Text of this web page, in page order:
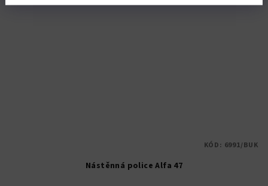
Nástěnná police Alfa 47
KÓD: 6991/BUK